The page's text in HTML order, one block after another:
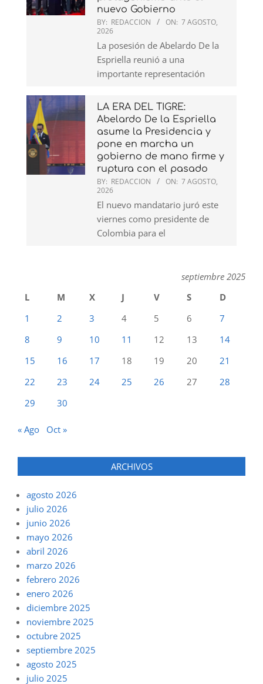
nuevo Gobierno
BY: REDACCION ON: 7 AGOSTO,
2026
La posesión de Abelardo De la
Espriella reunió a una
importante representación
LA ERA DEL TIGRE:
Abelardo De la Espriella
asume la Presidencia y
pone en marcha un
gobierno de mano firme y
ruptura con el pasado
BY: REDACCION ON: 7 AGOSTO,
2026
El nuevo mandatario juró este
viernes como presidente de
Colombia para el
septiembre 2025
L
M X J V S
D
1
2 3 4 5 6
7
8
9 10 11 12 13
14
15
16 17 18 19 20
21
22
23 24 25 26 27
28
29
30
« Ago Oct »
ARCHIVOS
agosto 2026
julio 2026
junio 2026
mayo 2026
abril 2026
marzo 2026
febrero 2026
enero 2026
diciembre 2025
noviembre 2025
octubre 2025
septiembre 2025
agosto 2025
julio 2025